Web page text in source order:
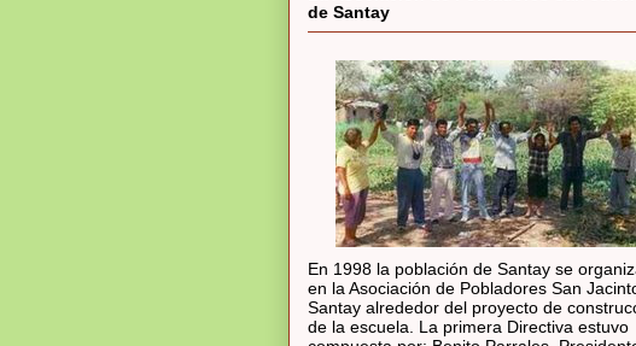
de Santay
En 1998 la población de Santay se
en la Asociación de Pobladores San
Santay alrededor del proyecto de
de la escuela. La primera Directiva estuvo